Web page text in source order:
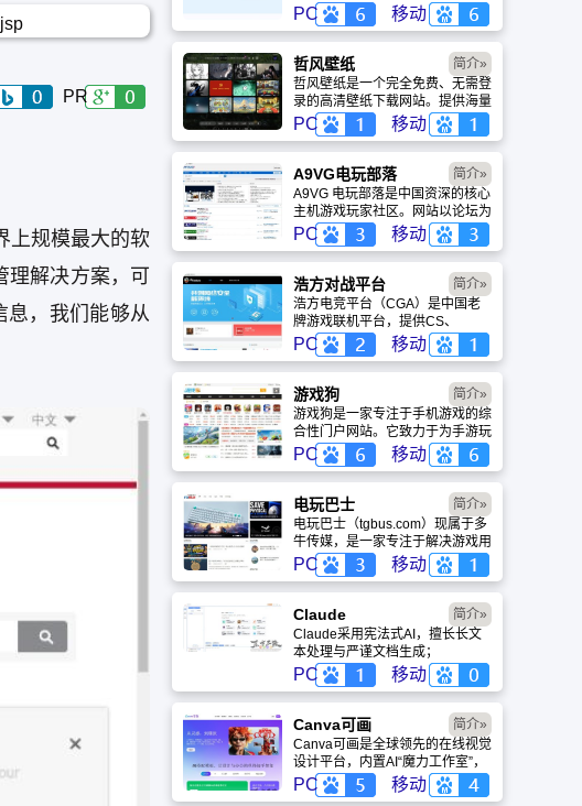
PR
上规模最大的软
解决方案，可
息，我们能够从
智能做笔记与总结长文。详细解答
数据安全性及服务器备份机制，带
你了解GenFlow AI智能体如何帮
你高效办公与学习。
PC 移动
哲风壁纸
哲风壁纸是一个完全免费、无需登
录的高清壁纸下载网站。提供海量
4K、8K超清电脑与手机壁纸，涵
盖动漫、风景、赛博朋克等多元风
格。支持动态壁纸与头像制作，国
内访问极速，是美化桌面的首选平
台。
PC 移动
简介»
A9VG电玩部落
A9VG 电玩部落是中国资深的核心
主机游戏玩家社区。网站以论坛为
核心，提供全面的主机游戏资讯、
攻略和资料库，覆盖
PlayStation、Xbox、Switch 等全
平台。凭借其深厚的历史积淀和活
跃的用户群体，A9VG 成为硬核玩
家交流心得、分享攻略的首选平台
之一。
PC 移动
简介»
浩方对战平台
浩方电竞平台（CGA）是中国老
牌游戏联机平台，提供CS、
War3、星际争霸等经典游戏的稳
定联机服务。重温DOTA1的激情
岁月，找回当年的战友。同时提供
最新CGA电竞赛事资讯及热门页
游入口，致敬中国电竞的黄金时
代。
PC 移动
简介»
游戏狗
游戏狗是一家专注于手机游戏的综
合性门户网站。它致力于为手游玩
家提供最新、最全的游戏资讯、攻
略、评测及视频等内容，是国内较
早一批专注于移动游戏领域的垂直
媒体。
PC 移动
简介»
电玩巴士
电玩巴士（tgbus.com）现属于多
牛传媒，是一家专注于解决游戏用
户需求的综合性游戏门户网站，电
玩巴士是一个全面的综合性游戏门
户，专注于为全球玩家提供主机、
PC及移动端游戏的全方位资讯。
PC 移动
简介»
Claude
Claude采用宪法式AI，擅长长文
本处理与严谨文档生成；
ChatGPT基于RLHF，在复杂推
理、代码与快速迭代上占优。两者
定位不同，各有千秋。
PC 移动
简介»
Canva可画
Canva可画是全球领先的在线视觉
设计平台，内置AI“魔力工作室”，
提供海量正版模板与素材。无论是
自媒体封面、企业海报还是PPT，
PC 移动
简介»